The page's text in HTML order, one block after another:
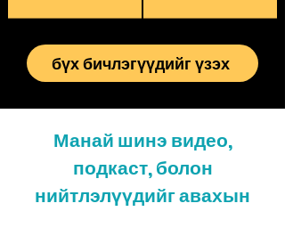
бүх бичлэгүүдийг үзэх
Манай шинэ видео,
подкаст, болон
нийтлэлүүдийг авахын